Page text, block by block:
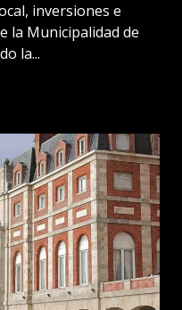
inversiones e
la Municipalidad de
la...